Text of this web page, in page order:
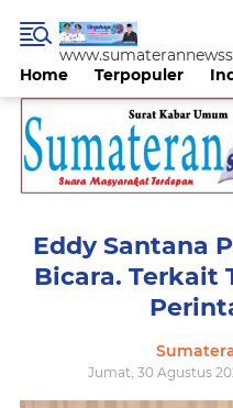
Home Terpopuler
Eddy Santana
Bicara. Terkait
Jumat, 30 Agustus